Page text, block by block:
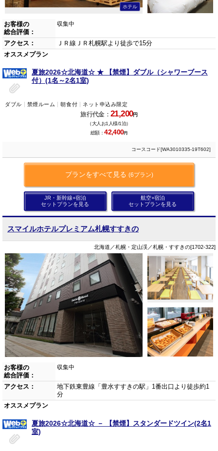
ホテル
お客様の
総合評価：
収集中
アクセス：
ＪＲ線ＪＲ札幌駅より徒歩で15分
オススメプラン
夏旅2026☆北海道☆ ★ 【禁煙】ダブル（シャワーブース
付）(1名～2名1室)
ダブル 禁煙ルーム 朝食付 ネット申込み限定
旅行代金：21,200円
（大人お1人様/1泊）
総額：42,400円
コースコード[WA3010335-19T602]
プランをすべて見る (6プラン)
JR・新幹線+宿泊
セットプランを見る
航空+宿泊
セットプランを見る
スマイルホテルプレミアム札幌すすきの
北海道／札幌・定山渓／札幌・すすきの[1702-322]
お客様の
総合評価：
収集中
アクセス：
地下鉄東豊線「豊水すすきの駅」1番出口より徒歩約1
分
オススメプラン
夏旅2026☆北海道☆ － 【禁煙】スタンダードツイン(2名1
室)